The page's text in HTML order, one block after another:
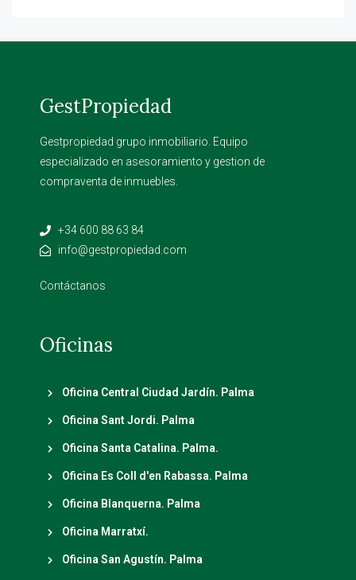
GestPropiedad
Gestpropiedad grupo inmobiliario. Equipo
especializado en asesoramiento y gestion de
compraventa de inmuebles.
+34 600 88 63 84
info@gestpropiedad.com
Contáctanos
Oficinas
Oficina Central Ciudad Jardín. Palma
Oficina Sant Jordi. Palma
Oficina Santa Catalina. Palma.
Oficina Es Coll d'en Rabassa. Palma
Oficina Blanquerna. Palma
Oficina Marratxí.
Oficina San Agustín. Palma